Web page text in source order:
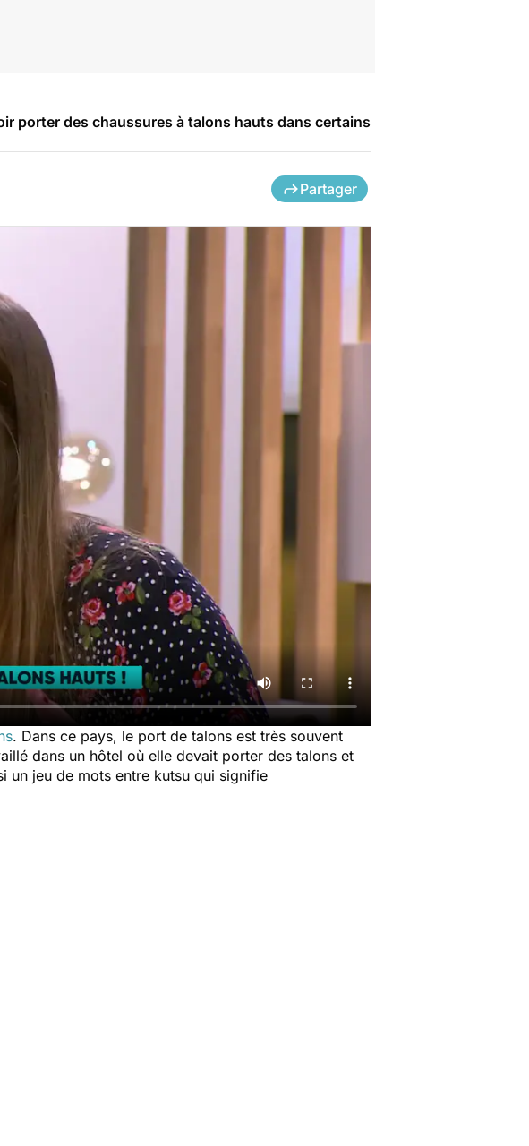
porter des chaussures à talons hauts dans certains
Partager
. Dans ce pays, le port de talons est très souvent
dans un hôtel où elle devait porter des talons et
un jeu de mots entre kutsu qui signifie